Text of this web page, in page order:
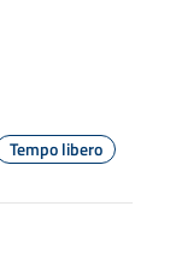
Tempo libero